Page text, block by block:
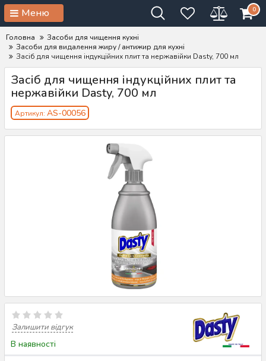
Меню 0
Головна
Засоби для чищення кухні
Засоби для видалення жиру / антижир для кухні
Засіб для чищення індукційних плит та нержавійки Dasty, 700 мл
Засіб для чищення індукційних плит та
нержавійки Dasty, 700 мл
Артикул: AS-00056
Залишити відгук
В наявності